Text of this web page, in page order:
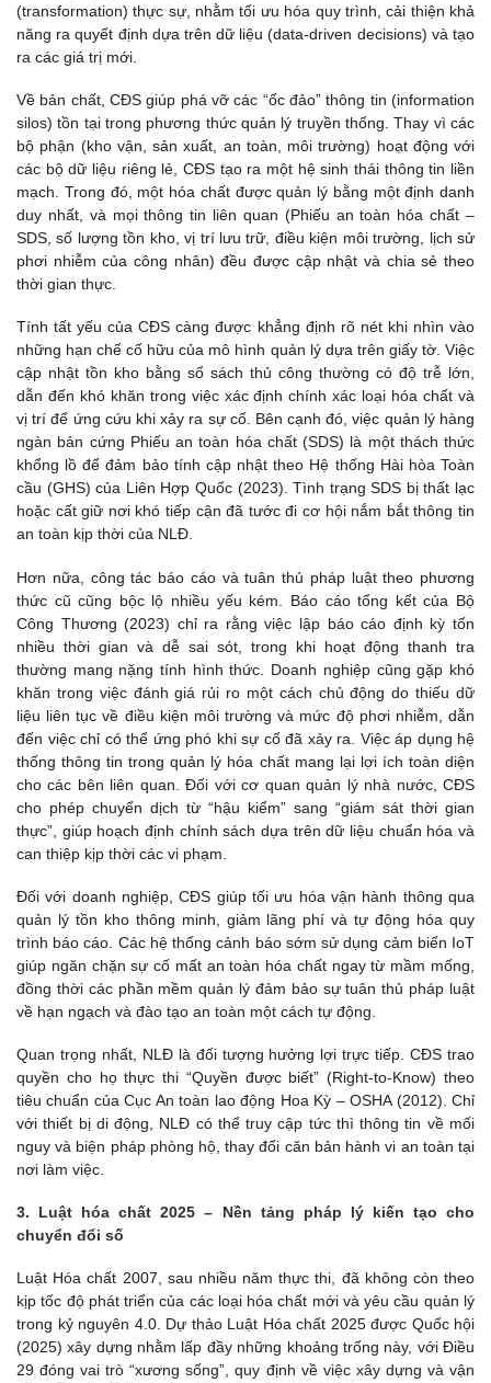
(transformation) thực sự, nhằm tối ưu hóa quy trình, cải thiện khả
năng ra quyết định dựa trên dữ liệu (data-driven decisions) và tạo
ra các giá trị mới.
Về bản chất, CĐS giúp phá vỡ các “ốc đảo” thông tin (information
silos) tồn tại trong phương thức quản lý truyền thống. Thay vì các
bộ phận (kho vận, sản xuất, an toàn, môi trường) hoạt động với
các bộ dữ liệu riêng lẻ, CĐS tạo ra một hệ sinh thái thông tin liền
mạch. Trong đó, một hóa chất được quản lý bằng một định danh
duy nhất, và mọi thông tin liên quan (Phiếu an toàn hóa chất –
SDS, số lượng tồn kho, vị trí lưu trữ, điều kiện môi trường, lịch sử
phơi nhiễm của công nhân) đều được cập nhật và chia sẻ theo
thời gian thực.
Tính tất yếu của CĐS càng được khẳng định rõ nét khi nhìn vào
những hạn chế cố hữu của mô hình quản lý dựa trên giấy tờ. Việc
cập nhật tồn kho bằng sổ sách thủ công thường có độ trễ lớn,
dẫn đến khó khăn trong việc xác định chính xác loại hóa chất và
vị trí để ứng cứu khi xảy ra sự cố. Bên cạnh đó, việc quản lý hàng
ngàn bản cứng Phiếu an toàn hóa chất (SDS) là một thách thức
khổng lồ để đảm bảo tính cập nhật theo Hệ thống Hài hòa Toàn
cầu (GHS) của Liên Hợp Quốc (2023). Tình trạng SDS bị thất lạc
hoặc cất giữ nơi khó tiếp cận đã tước đi cơ hội nắm bắt thông tin
an toàn kịp thời của NLĐ.
Hơn nữa, công tác báo cáo và tuân thủ pháp luật theo phương
thức cũ cũng bộc lộ nhiều yếu kém. Báo cáo tổng kết của Bộ
Công Thương (2023) chỉ ra rằng việc lập báo cáo định kỳ tốn
nhiều thời gian và dễ sai sót, trong khi hoạt động thanh tra
thường mang nặng tính hình thức. Doanh nghiệp cũng gặp khó
khăn trong việc đánh giá rủi ro một cách chủ động do thiếu dữ
liệu liên tục về điều kiện môi trường và mức độ phơi nhiễm, dẫn
đến việc chỉ có thể ứng phó khi sự cố đã xảy ra. Việc áp dụng hệ
thống thông tin trong quản lý hóa chất mang lại lợi ích toàn diện
cho các bên liên quan. Đối với cơ quan quản lý nhà nước, CĐS
cho phép chuyển dịch từ “hậu kiểm” sang “giám sát thời gian
thực”, giúp hoạch định chính sách dựa trên dữ liệu chuẩn hóa và
can thiệp kịp thời các vi phạm.
Đối với doanh nghiệp, CĐS giúp tối ưu hóa vận hành thông qua
quản lý tồn kho thông minh, giảm lãng phí và tự động hóa quy
trình báo cáo. Các hệ thống cảnh báo sớm sử dụng cảm biến IoT
giúp ngăn chặn sự cố mất an toàn hóa chất ngay từ mầm mống,
đồng thời các phần mềm quản lý đảm bảo sự tuân thủ pháp luật
về hạn ngạch và đào tạo an toàn một cách tự động.
Quan trọng nhất, NLĐ là đối tượng hưởng lợi trực tiếp. CĐS trao
quyền cho họ thực thi “Quyền được biết” (Right-to-Know) theo
tiêu chuẩn của Cục An toàn lao động Hoa Kỳ – OSHA (2012). Chỉ
với thiết bị di động, NLĐ có thể truy cập tức thì thông tin về mối
nguy và biện pháp phòng hộ, thay đổi căn bản hành vi an toàn tại
nơi làm việc.
3. Luật hóa chất 2025 – Nền tảng pháp lý kiến tạo cho
chuyển đổi số
Luật Hóa chất 2007, sau nhiều năm thực thi, đã không còn theo
kịp tốc độ phát triển của các loại hóa chất mới và yêu cầu quản lý
trong kỷ nguyên 4.0. Dự thảo Luật Hóa chất 2025 được Quốc hội
(2025) xây dựng nhằm lấp đầy những khoảng trống này, với Điều
29 đóng vai trò “xương sống”, quy định về việc xây dựng và vận